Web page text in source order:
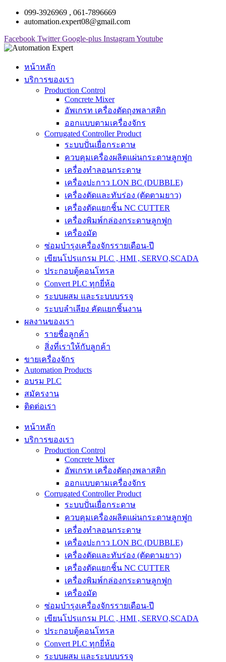
099-3926969 , 061-7896669
automation.expert08@gmail.com
Facebook Twitter Google-plus InstagramYoutube
หน้าหลัก
บริการของเรา
Production Control
Concrete Mixer
อัพเกรท เครื่องตัดถุงพลาสติก
ออกแบบตามเครื่องจักร
Corrugated Controller Product
ระบบปั่นเยื่อกระดาษ
ควบคุมเครื่องผลิตแผ่นกระดาษลูกฟูก
เครื่องทำลอนกระดาษ
เครื่องปะกาว LON BC (DUBBLE)
เครื่องตัดและทับร่อง (ตัดตามยาว)
เครื่องตัดแยกชิ้น NC CUTTER
เครื่องพิมพ์กล่องกระดาษลูกฟูก
เครื่องมัด
ซ่อมบำรุงเครื่องจักรรายเดือน-ปี
เขียนโปรแกรม PLC , HMI , SERVO,SCADA
ประกอบตู้คอนโทรล
Convert PLC ทุกยี่ห้อ
ระบบผสม และระบบบรรจุ
ระบบลำเลียง คัดแยกชิ้นงาน
ผลงานของเรา
รายชื่อลูกค้า
สิ่งที่เราให้กับลูกค้า
ขายเครื่องจักร
Automation Products
อบรม PLC
สมัครงาน
ติดต่อเรา
หน้าหลัก
บริการของเรา
Production Control
Concrete Mixer
อัพเกรท เครื่องตัดถุงพลาสติก
ออกแบบตามเครื่องจักร
Corrugated Controller Product
ระบบปั่นเยื่อกระดาษ
ควบคุมเครื่องผลิตแผ่นกระดาษลูกฟูก
เครื่องทำลอนกระดาษ
เครื่องปะกาว LON BC (DUBBLE)
เครื่องตัดและทับร่อง (ตัดตามยาว)
เครื่องตัดแยกชิ้น NC CUTTER
เครื่องพิมพ์กล่องกระดาษลูกฟูก
เครื่องมัด
ซ่อมบำรุงเครื่องจักรรายเดือน-ปี
เขียนโปรแกรม PLC , HMI , SERVO,SCADA
ประกอบตู้คอนโทรล
Convert PLC ทุกยี่ห้อ
ระบบผสม และระบบบรรจุ